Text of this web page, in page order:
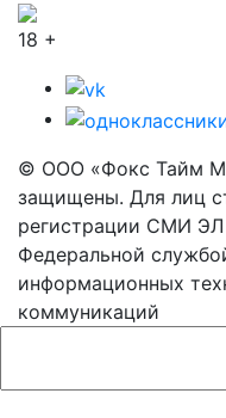
18 +
© ООО «Фокс Тайм
защищены. Для лиц
регистрации СМИ
Федеральной
информационных
коммуникаций